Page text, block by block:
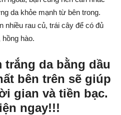
da khỏe mạnh từ bên trong.
nhiều rau củ, trái cây để có đủ
hào.
trắng da bằng dầu
bên trên sẽ giúp
gian và tiền bạc.
ngay!!!